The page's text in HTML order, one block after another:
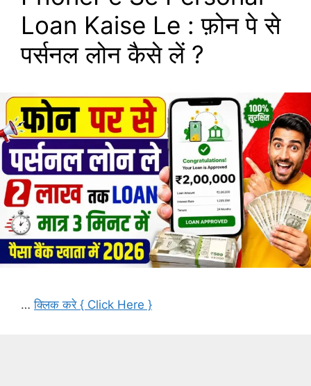
Loan Kaise Le : फ़ोन पे से
पर्सनल लोन कैसे लें ?
…क्लिक करे { Click Here }